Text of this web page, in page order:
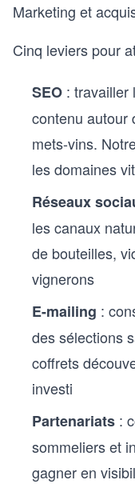
Marketing et
Cinq leviers pour
SEO : travailler
contenu autour
mets-vins.
les domaines
Réseaux
les canaux
de bouteilles,
vignerons
E-mailing :
des sélections
coffrets
investi
Partenariats :
sommeliers et
gagner en